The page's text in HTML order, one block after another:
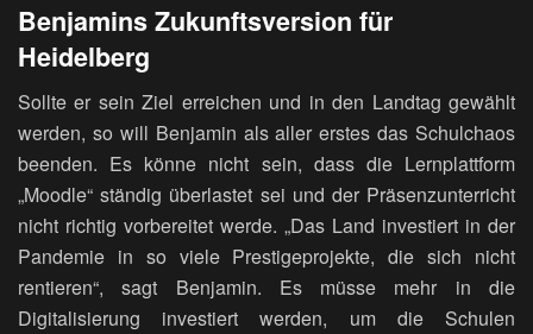
Benjamins Zukunftsversion für
Heidelberg
Sollte er sein Ziel erreichen und in den Landtag gewählt
werden, so will Benjamin als aller erstes das Schulchaos
beenden. Es könne nicht sein, dass die Lernplattform
„Moodle“ ständig überlastet sei und der Präsenzunterricht
nicht richtig vorbereitet werde. „Das Land investiert in der
Pandemie in so viele Prestigeprojekte, die sich nicht
rentieren“, sagt Benjamin. Es müsse mehr in die
Digitalisierung investiert werden, um die Schulen